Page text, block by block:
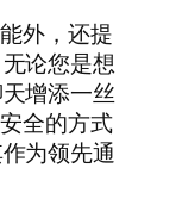
外，还提
论您是想
增添一丝
全的方式
为领先通